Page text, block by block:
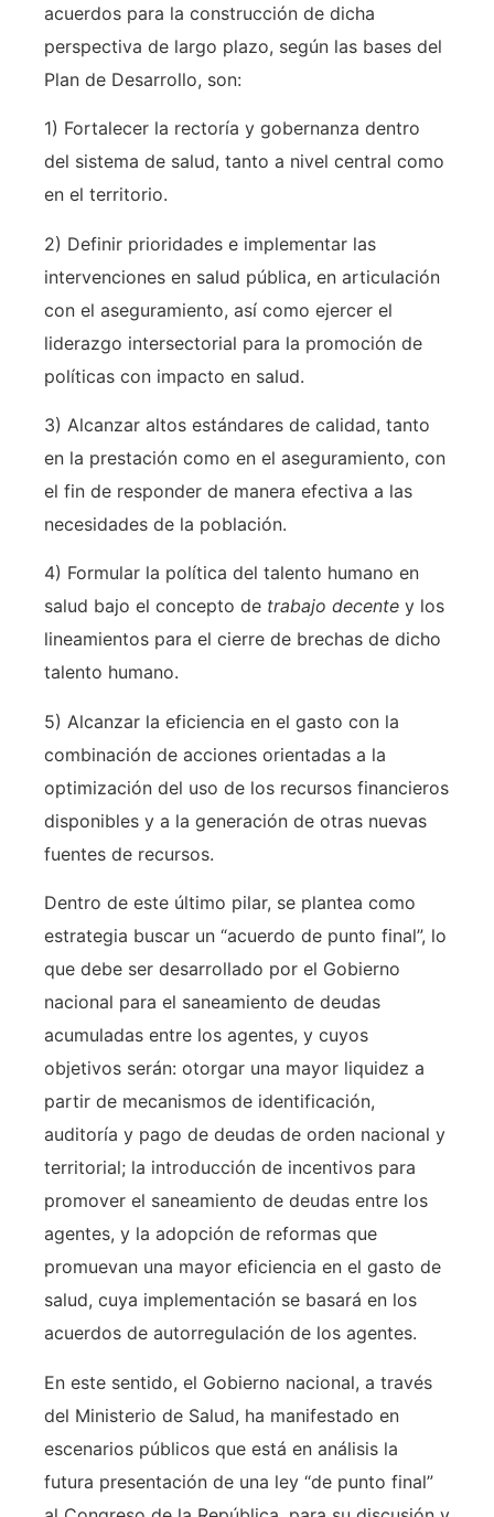
acuerdos para la construcción de dicha
perspectiva de largo plazo, según las bases del
Plan de Desarrollo, son:
1) Fortalecer la rectoría y gobernanza dentro
del sistema de salud, tanto a nivel central como
en el territorio.
2) Definir prioridades e implementar las
intervenciones en salud pública, en articulación
con el aseguramiento, así como ejercer el
liderazgo intersectorial para la promoción de
políticas con impacto en salud.
3) Alcanzar altos estándares de calidad, tanto
en la prestación como en el aseguramiento, con
el fin de responder de manera efectiva a las
necesidades de la población.
4) Formular la política del talento humano en
salud bajo el concepto de trabajo decente y los
lineamientos para el cierre de brechas de dicho
talento humano.
5) Alcanzar la eficiencia en el gasto con la
combinación de acciones orientadas a la
optimización del uso de los recursos financieros
disponibles y a la generación de otras nuevas
fuentes de recursos.
Dentro de este último pilar, se plantea como
estrategia buscar un “acuerdo de punto final”, lo
que debe ser desarrollado por el Gobierno
nacional para el saneamiento de deudas
acumuladas entre los agentes, y cuyos
objetivos serán: otorgar una mayor liquidez a
partir de mecanismos de identificación,
auditoría y pago de deudas de orden nacional y
territorial; la introducción de incentivos para
promover el saneamiento de deudas entre los
agentes, y la adopción de reformas que
promuevan una mayor eficiencia en el gasto de
salud, cuya implementación se basará en los
acuerdos de autorregulación de los agentes.
En este sentido, el Gobierno nacional, a través
del Ministerio de Salud, ha manifestado en
escenarios públicos que está en análisis la
futura presentación de una ley “de punto final”